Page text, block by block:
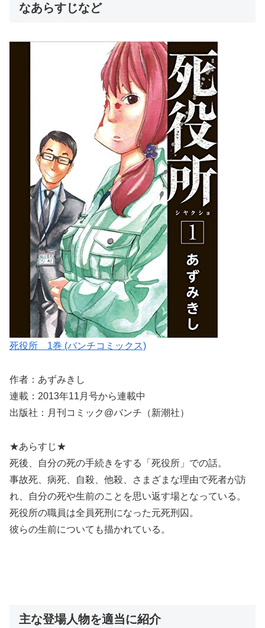
なあらすじなど
死役所 1巻 (バンチコミックス)
作者：あずみきし
連載：2013年11月号から連載中
出版社：月刊コミック@バンチ（新潮社）
★あらすじ★
死後、自分の死の手続きをする「死役所」での話。
事故死、病死、自殺、他殺、さまざまな理由で死者が訪
れ、自分の死や生前のことを思い返す場となっている。
死役所の職員は全員死刑になった元死刑囚。
彼らの生前についても描かれている。
主な登場人物を適当に紹介